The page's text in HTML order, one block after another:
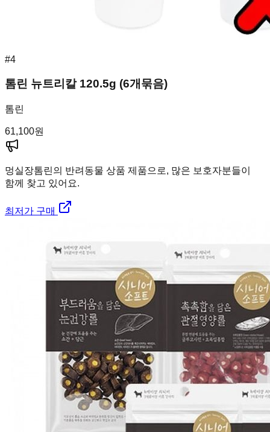
#4
톰린 뉴트리칼 120.5g (6개묶음)
톰린
61,100원
멍실장톰린의 반려동물 상품 제품으로, 많은 보호자분들이
함께 찾고 있어요.
최저가 구매